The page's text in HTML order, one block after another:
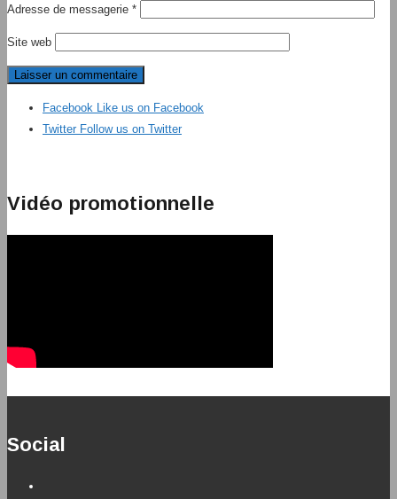
Adresse de messagerie *
Site web
Facebook Like us on Facebook
Twitter Follow us on Twitter
Vidéo promotionnelle
Social